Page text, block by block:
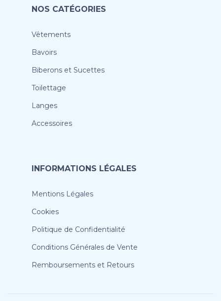
NOS CATÉGORIES
Vêtements
Bavoirs
Biberons et Sucettes
Toilettage
Langes
Accessoires
INFORMATIONS LÉGALES
Mentions Légales
Cookies
Politique de Confidentialité
Conditions Générales de Vente
Remboursements et Retours